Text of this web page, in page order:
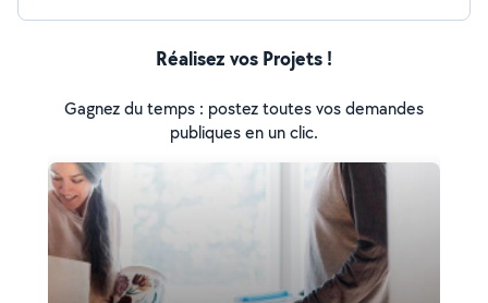
Réalisez vos Projets !
Gagnez du temps : postez toutes vos demandes
publiques en un clic.